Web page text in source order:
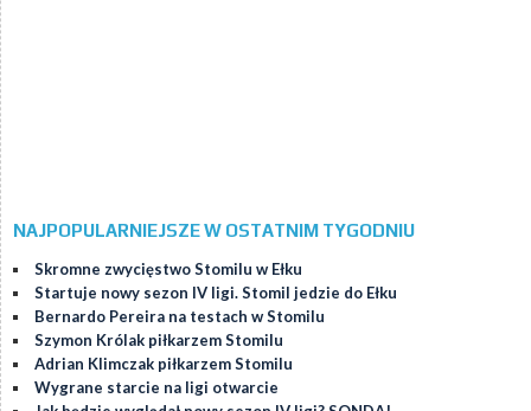
NAJPOPULARNIEJSZE W OSTATNIM TYGODNIU
Skromne zwycięstwo Stomilu w Ełku
Startuje nowy sezon IV ligi. Stomil jedzie do Ełku
Bernardo Pereira na testach w Stomilu
Szymon Królak piłkarzem Stomilu
Adrian Klimczak piłkarzem Stomilu
Wygrane starcie na ligi otwarcie